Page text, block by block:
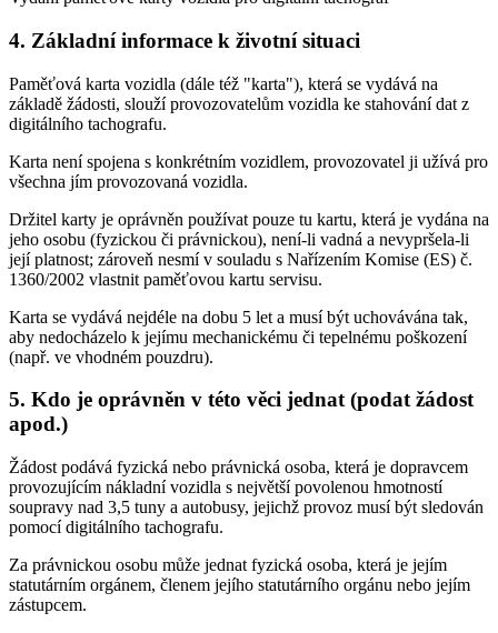
4. Základní informace k životní situaci
Paměťová karta vozidla (dále též "karta"), která se vydává na
základě žádosti, slouží provozovatelům vozidla ke stahování dat z
digitálního tachografu.
Karta není spojena s konkrétním vozidlem, provozovatel ji užívá pro
všechna jím provozovaná vozidla.
Držitel karty je oprávněn používat pouze tu kartu, která je vydána na
jeho osobu (fyzickou či právnickou), není-li vadná a nevypršela-li
její platnost; zároveň nesmí v souladu s Nařízením Komise (ES) č.
1360/2002 vlastnit paměťovou kartu servisu.
Karta se vydává nejdéle na dobu 5 let a musí být uchovávána tak,
aby nedocházelo k jejímu mechanickému či tepelnému poškození
(např. ve vhodném pouzdru).
5. Kdo je oprávněn v této věci jednat (podat žádost
apod.)
Žádost podává fyzická nebo právnická osoba, která je dopravcem
provozujícím nákladní vozidla s největší povolenou hmotností
soupravy nad 3,5 tuny a autobusy, jejichž provoz musí být sledován
pomocí digitálního tachografu.
Za právnickou osobu může jednat fyzická osoba, která je jejím
statutárním orgánem, členem jejího statutárního orgánu nebo jejím
zástupcem.